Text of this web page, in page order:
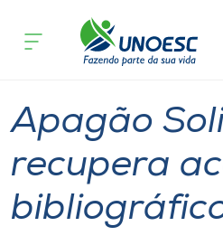
Cursos
Atendimento ao Estudante
acontece
Apagão
recupera